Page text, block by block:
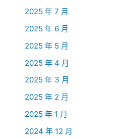
2025 年 7 月
2025 年 6 月
2025 年 5 月
2025 年 4 月
2025 年 3 月
2025 年 2 月
2025 年 1 月
2024 年 12 月